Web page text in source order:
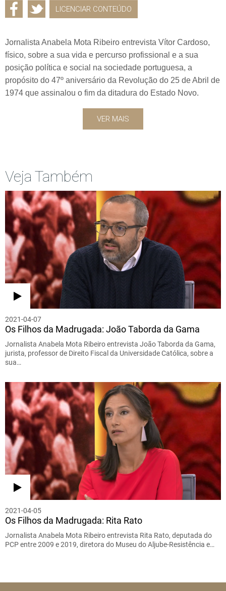
LICENCIAR CONTEÚDO
Jornalista Anabela Mota Ribeiro entrevista Vítor Cardoso,
físico, sobre a sua vida e percurso profissional e a sua
posição política e social na sociedade portuguesa, a
propósito do 47º aniversário da Revolução do 25 de Abril de
1974 que assinalou o fim da ditadura do Estado Novo.
VER MAIS
Veja Também
2021-04-07
Os Filhos da Madrugada: João Taborda da Gama
Jornalista Anabela Mota Ribeiro entrevista João Taborda da Gama,
jurista, professor de Direito Fiscal da Universidade Católica, sobre a
sua…
2021-04-05
Os Filhos da Madrugada: Rita Rato
Jornalista Anabela Mota Ribeiro entrevista Rita Rato, deputada do
PCP entre 2009 e 2019, diretora do Museu do Aljube-Resistência e…